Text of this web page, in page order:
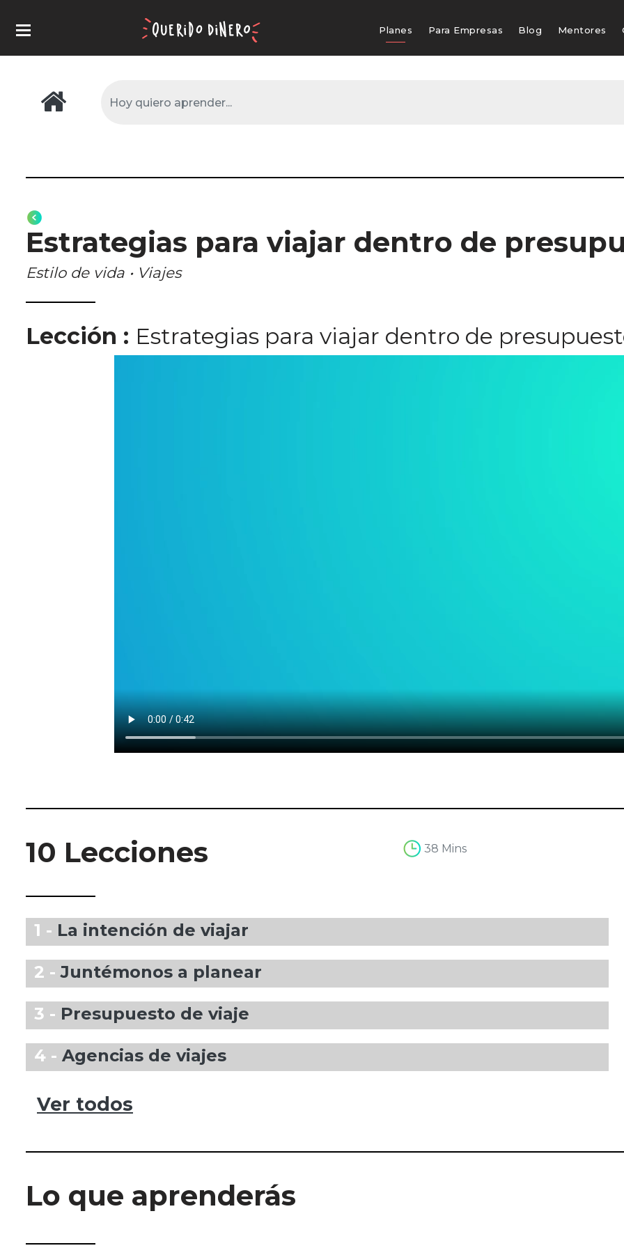
Planes Para Empresas Blog Mentores
Estrategias para viajar dentro de
Estilo de vida • Viajes
Lección : Estrategias para viajar dentro de
10 Lecciones 38 Mins
1 - La intención de viajar
2 - Juntémonos a planear
3 - Presupuesto de viaje
4 - Agencias de viajes
Ver todos
Lo que aprenderás